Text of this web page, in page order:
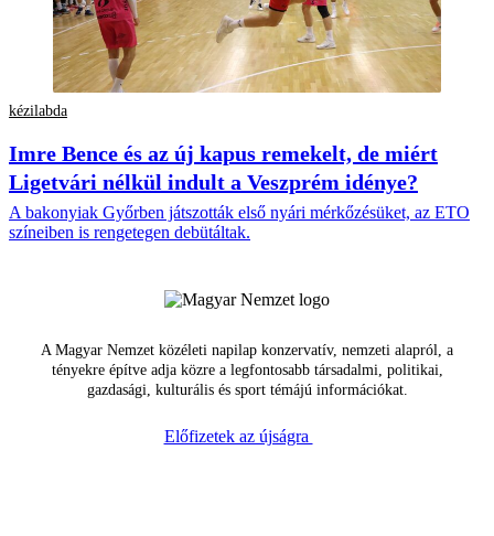
kézilabda
Imre Bence és az új kapus remekelt, de miért
Ligetvári nélkül indult a Veszprém idénye?
A bakonyiak Győrben játszották első nyári mérkőzésüket, az ETO
színeiben is rengetegen debütáltak.
A Magyar Nemzet közéleti napilap konzervatív, nemzeti alapról, a
tényekre építve adja közre a legfontosabb társadalmi, politikai,
gazdasági, kulturális és sport témájú információkat.
Előfizetek az újságra